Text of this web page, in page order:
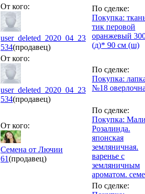
От кого:
user_deleted_2020_04_23
534(продавец)
По сделке:
Покупка:
тик перовой
оранжевый
(д)* 90 см (ш)
От кого:
user_deleted_2020_04_23
534(продавец)
По сделке:
Покупка:
№18
От кого:
Семена от Лючии
61(продавец)
По сделке:
Покупка:
Розалинда.
японская
земляничная.
варенье с
земляничным
ароматом.
По сделке: